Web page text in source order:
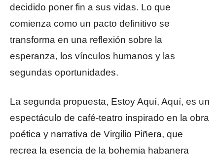
decidido poner fin a sus vidas. Lo que
comienza como un pacto definitivo se
transforma en una reflexión sobre la
esperanza, los vínculos humanos y las
segundas oportunidades.
La segunda propuesta, Estoy Aquí, Aquí, es un
espectáculo de café-teatro inspirado en la obra
poética y narrativa de Virgilio Piñera, que
recrea la esencia de la bohemia habanera